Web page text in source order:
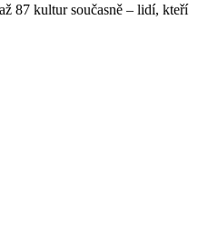
87 kultur současně – lidí, kteří